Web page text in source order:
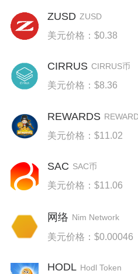
ZUSD ZUSD
美元价格：$0.38
CIRRUS CIRRUS币
美元价格：$8.36
REWARDS
美元价格：$11.02
SAC SAC币
美元价格：$11.06
网络 Nim Network
美元价格：$0.00046
HODL Hodl Token